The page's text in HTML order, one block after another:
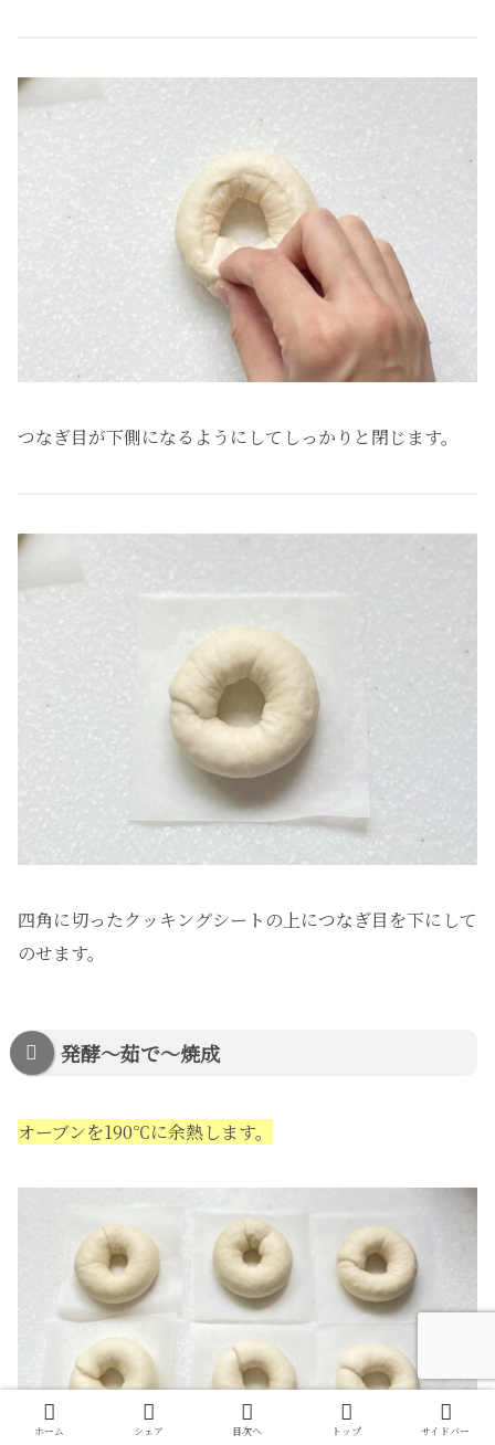
つなぎ目が下側になるようにしてしっかりと閉じます。
四角に切ったクッキングシートの上につなぎ目を下にして
のせます。
発酵〜茹で〜焼成
オーブンを190℃に余熱します。
ホーム シェア 目次へ トップ サイドバー